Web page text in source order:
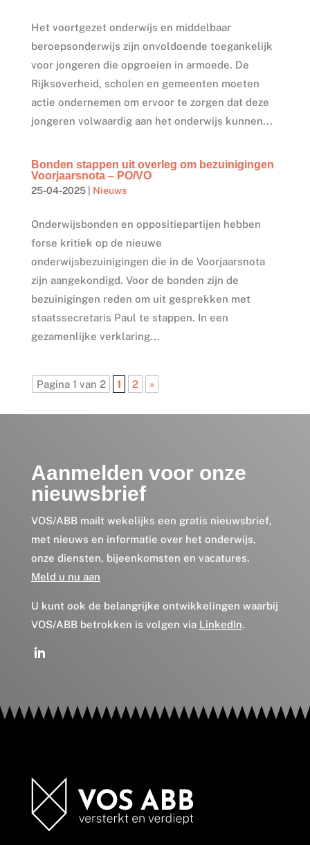
Het voortgezet onderwijs en middelbaar
beroepsonderwijs zijn onvoldoende toegankelijk
voor jongeren die opgroeien in armoede. De
Rijksoverheid, scholen en gemeenten moeten
actie ondernemen om ervoor te zorgen dat deze
jongeren volwaardig aan het onderwijs kunnen...
Bonden stappen uit overleg om bezuinigingen
Voorjaarsnota – PO/VO
25-04-2025| Nieuws
Onderwijsbonden en oppositiepartijen hebben
forse kritiek op de nieuwe
onderwijsbezuinigingen die in de Voorjaarsnota
zijn aangekondigd. Voor de bonden zijn de
bezuinigingen reden om uit gesprekken met
staatssecretaris Paul te stappen. In een
gezamenlijke verklaring...
Pagina 1 van 2 1 2 »
Aanmelden voor onze
nieuwsbrief
VOS/ABB mailt wekelijks een gratis nieuwsbrief,
met nieuws en informatie over het onderwijs,
onze diensten, bijeenkomsten en vacatures.
Meld u nu aan
U kunt ook de belangrijke ontwikkelingen waarbij
VOS/ABB betrokken is volgen via LinkedIn.